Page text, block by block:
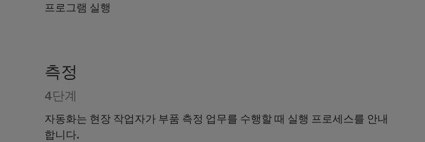
프로그램 실행
측정
4단계
자동화는 현장 작업자가 부품 측정 업무를 수행할 때 실행 프로세스를 안내
합니다.